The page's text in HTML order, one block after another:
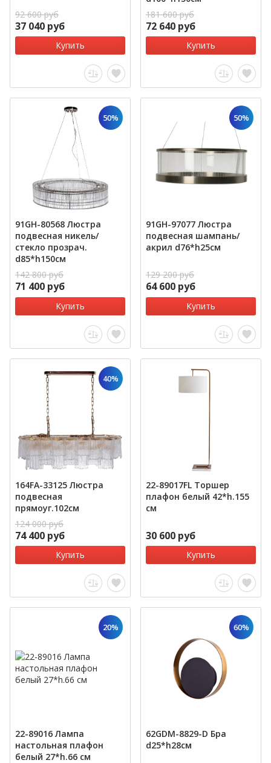
92 600 руб
37 040 руб
Купить
181 600 руб
72 640 руб
Купить
50%
91GH-80568 Люстра
подвесная никель/
стекло прозрач.
d85*h150см
142 800 руб
71 400 руб
Купить
50%
91GH-97077 Люстра
подвесная шампань/
акрил d76*h25см
129 200 руб
64 600 руб
Купить
40%
164FA-33125 Люстра
подвесная
прямоуг.102см
124 000 руб
74 400 руб
Купить
22-89017FL Торшер
плафон белый 42*h.155
см
30 600 руб
Купить
20%
22-89016 Лампа
настольная плафон
белый 27*h.66 см
60%
62GDM-8829-D Бра
d25*h28см